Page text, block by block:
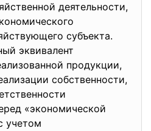
деятельности,
субъекта.
эквивалент
продукции,
собственности,
«экономической
учетом